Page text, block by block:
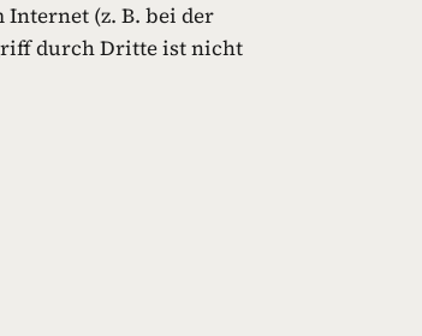
(z. B. bei der
durch Dritte ist nicht